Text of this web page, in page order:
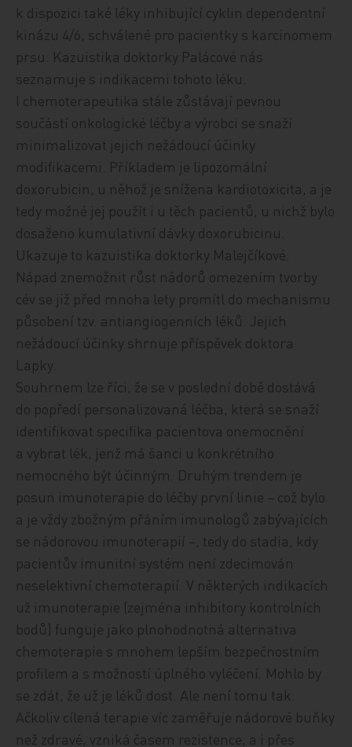
k dispozici také léky inhibující cyklin dependentní
kinázu 4/6, schválené pro pacientky s karcinomem
prsu. Kazuistika doktorky Palácové nás
seznamuje s indikacemi tohoto léku.
I chemoterapeutika stále zůstávají pevnou
součástí onkologické léčby a výrobci se snaží
minimalizovat jejich nežádoucí účinky
modifikacemi. Příkladem je lipozomální
doxorubicin, u něhož je snížena kardiotoxicita, a je
tedy možné jej použít i u těch pacientů, u nichž bylo
dosaženo kumulativní dávky doxorubicinu.
Ukazuje to kazuistika doktorky Malejčíkové.
Nápad znemožnit růst nádorů omezením tvorby
cév se již před mnoha lety promítl do mechanismu
působení tzv. antiangiogenních léků. Jejich
nežádoucí účinky shrnuje příspěvek doktora
Lapky.
Souhrnem lze říci, že se v poslední době dostává
do popředí personalizovaná léčba, která se snaží
identifikovat specifika pacientova onemocnění
a vybrat lék, jenž má šanci u konkrétního
nemocného být účinným. Druhým trendem je
posun imunoterapie do léčby první linie − což bylo
a je vždy zbožným přáním imunologů zabývajících
se nádorovou imunoterapií −, tedy do stadia, kdy
pacientův imunitní systém není zdecimován
neselektivní chemoterapií. V některých indikacích
už imunoterapie (zejména inhibitory kontrolních
bodů) funguje jako plnohodnotná alternativa
chemoterapie s mnohem lepším bezpečnostním
profilem a s možností úplného vyléčení. Mohlo by
se zdát, že už je léků dost. Ale není tomu tak.
Ačkoliv cílená terapie víc zaměřuje nádorové buňky
než zdravé, vzniká časem rezistence, a i přes